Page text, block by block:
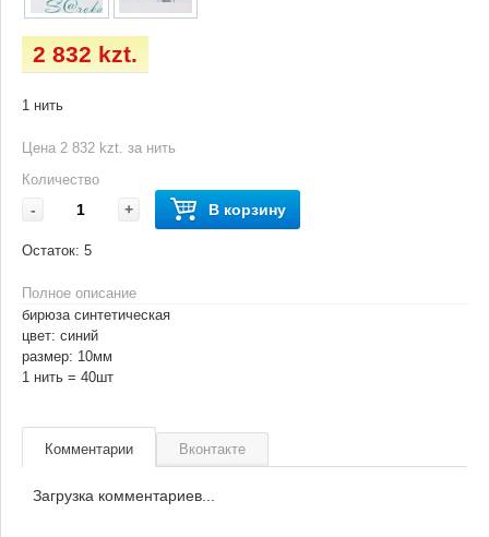
2 832 kzt.
1 нить
Цена 2 832 kzt. за нить
Количество
- + В корзину
Остаток: 5
Полное описание
бирюза синтетическая
цвет: синий
размер: 10мм
1 нить = 40шт
Комментарии Вконтакте
Загрузка комментариев...